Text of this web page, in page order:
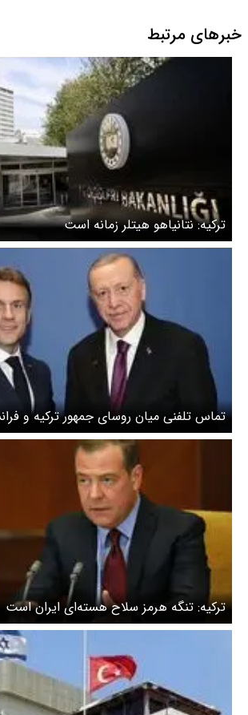
خبرهای مرتبط
ترکیه: نتانیاهو هیتلر زمانه است
تماس تلفنی میان روسای جمهور ترکیه و
تنگه هرمز
ترکیه: تنگه هرمز سلاح هسته‌ای ایران است